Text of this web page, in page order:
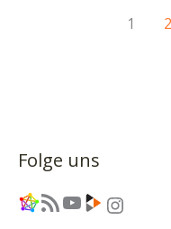
1 2
Folge uns
Link RSS-Feed YouTube Link Instagram